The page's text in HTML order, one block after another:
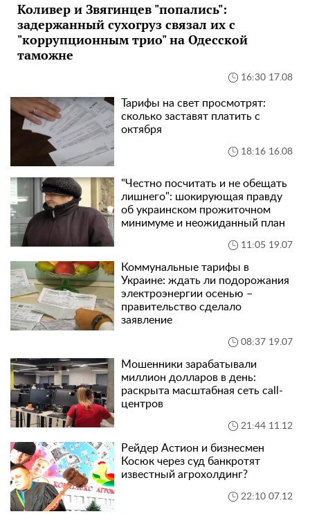
Коливер и Звягинцев "попались":
задержанный сухогруз связал их с
"коррупционным трио" на Одесской
таможне
16:30 17.08
Тарифы на свет просмотрят:
сколько заставят платить с
октября
18:16 16.08
"Честно посчитать и не обещать
лишнего": шокирующая правду
об украинском прожиточном
минимуме и неожиданный план
11:05 19.07
Коммунальные тарифы в
Украине: ждать ли подорожания
электроэнергии осенью –
правительство сделало
заявление
08:37 19.07
Мошенники зарабатывали
миллион долларов в день:
раскрыта масштабная сеть call-
центров
21:44 11.12
Рейдер Астион и бизнесмен
Косюк через суд банкротят
известный агрохолдинг?
22:10 07.12